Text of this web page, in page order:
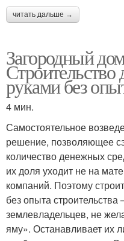
читать дальше →
Загородный
руками без
4 мин.
Самостоятельное
решение, позволяющее
количество денежных
их доля уходит не на
компаний. Поэтому
без опыта
землевладельцев, не
яму». Останавливает их